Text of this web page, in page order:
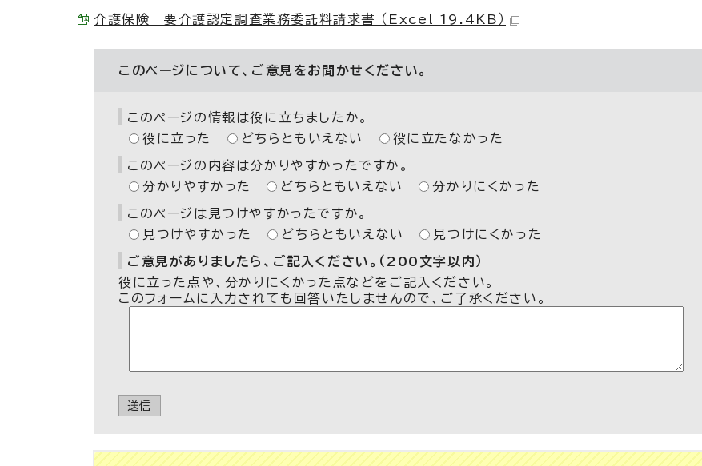
介護保険 要介護認定調査業務委託料請求書 （Excel 19.4KB）
このページについて、ご意見をお聞かせください。
このページの情報は役に立ちましたか。
役に立った
どちらともいえない 役に立たなかった
このページの内容は分かりやすかったですか。
分かりやすかった
どちらともいえない 分かりにくかった
このページは見つけやすかったですか。
見つけやすかった
どちらともいえない 見つけにくかった
ご意見がありましたら、ご記入ください。（200文字以内）
役に立った点や、分かりにくかった点などをご記入ください。
このフォームに入力されても回答いたしませんので、ご了承ください。
送信